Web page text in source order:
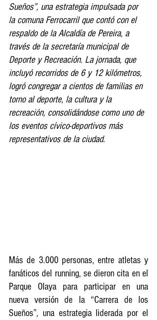
Sueños”, una estrategia impulsada por
la comuna Ferrocarril que contó con el
respaldo de la Alcaldía de Pereira, a
través de la secretaría municipal de
Deporte y Recreación. La jornada, que
incluyó recorridos de 6 y 12 kilómetros,
logró congregar a cientos de familias en
torno al deporte, la cultura y la
recreación, consolidándose como uno de
los eventos cívico-deportivos más
representativos de la ciudad.
Más de 3.000 personas, entre atletas y
fanáticos del running, se dieron cita en el
Parque Olaya para participar en una
nueva versión de la “Carrera de los
Sueños”, una estrategia liderada por el